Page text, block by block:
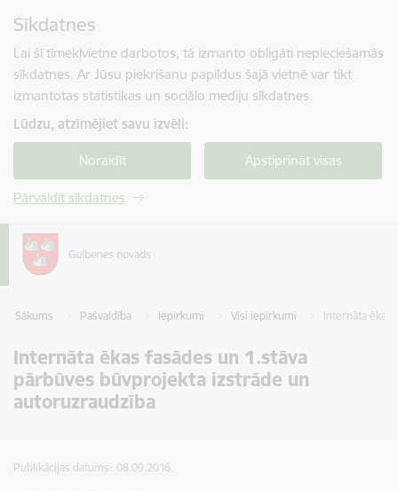
Sīkdatnes
Lai šī tīmekļvietne darbotos, tā izmanto obligāti nepieciešamās
sīkdatnes. Ar Jūsu piekrišanu papildus šajā vietnē var tikt
izmantotas statistikas un sociālo mediju sīkdatnes.
Lūdzu, atzīmējiet savu izvēli:
Noraidīt Apstiprināt visas
Pārvaldīt sīkdatnes
Sākums Pašvaldība Iepirkumi Visi iepirkumi Internāta ēkas
Internāta ēkas fasādes un 1.stāva
pārbūves būvprojekta izstrāde un
autoruzraudzība
Publikācijas datums: 08.09.2016.